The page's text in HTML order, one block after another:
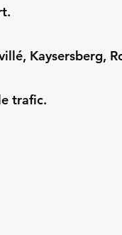
Kaysersberg,
trafic.